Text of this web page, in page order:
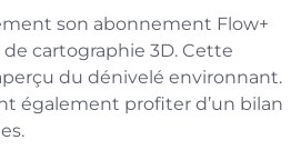
son abonnement Flow+
cartographie 3D. Cette
du dénivelé environnant.
également profiter d’un bilan